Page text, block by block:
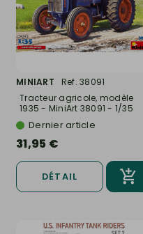
MINIART
Ref. 38091
Tracteur agricole, modèle
1935 - MiniArt 38091 - 1/35
Dernier article
31,95 €
DÉTAIL